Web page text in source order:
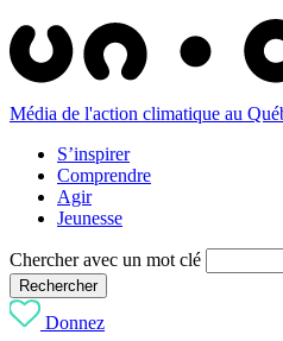
Média de l'action climatique au
S’inspirer
Comprendre
Agir
Jeunesse
Chercher avec un mot clé
Rechercher
Donnez